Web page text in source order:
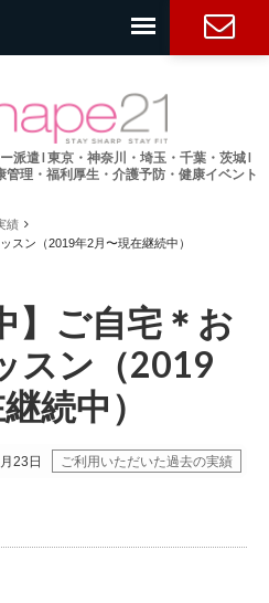
派遣 l 東京・神奈川・埼玉・千葉・茨城 l
理・福利厚生・介護予防・健康イベント
績
スン（2019年2月〜現在継続中）
】ご自宅＊お
スン（2019
続中）
23日 ご利用いただいた過去の実績